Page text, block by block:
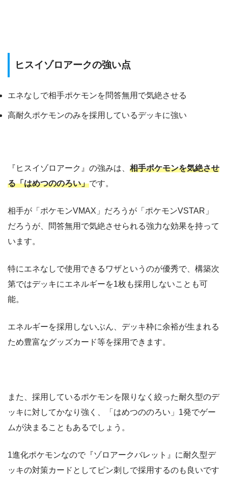
ヒスイゾロアークの強い点
エネなしで相手ポケモンを問答無用で気絶させる
高耐久ポケモンのみを採用しているデッキに強い
『ヒスイゾロアーク』の強みは、 相手ポケモンを気絶させ
る「はめつののろい」です。
相手が「ポケモンVMAX」だろうが「ポケモンVSTAR」
だろうが、問答無用で気絶させられる強力な効果を持って
います。
特にエネなしで使用できるワザというのが優秀で、構築次
第ではデッキにエネルギーを1枚も採用しないことも可
能。
エネルギーを採用しないぶん、デッキ枠に余裕が生まれる
ため豊富なグッズカード等を採用できます。
また、採用しているポケモンを限りなく絞った耐久型のデ
ッキに対してかなり強く、「はめつののろい」1発でゲー
ムが決まることもあるでしょう。
1進化ポケモンなので『ゾロアークバレット』に耐久型デ
ッキの対策カードとしてピン刺しで採用するのも良いです